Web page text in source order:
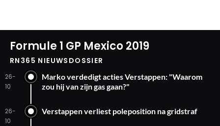
Formule 1 GP Mexico 2019
RN365 NIEUWSDOSSIER
26-
10
Marko verdedigt acties Verstappen: "Waarom
zou hij van zijn gas gaan?"
26-
10
Verstappen verliest poleposition na gridstraf